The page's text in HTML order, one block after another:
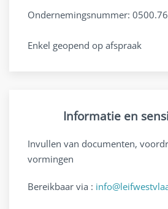
Ondernemingsnummer:
Enkel geopend op afspraak
Informatie en
Invullen van documenten,
vormingen
Bereikbaar via :